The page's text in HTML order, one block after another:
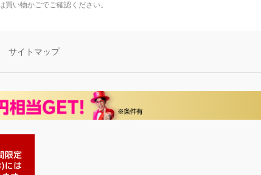
い物かごでご確認ください。
サイトマップ